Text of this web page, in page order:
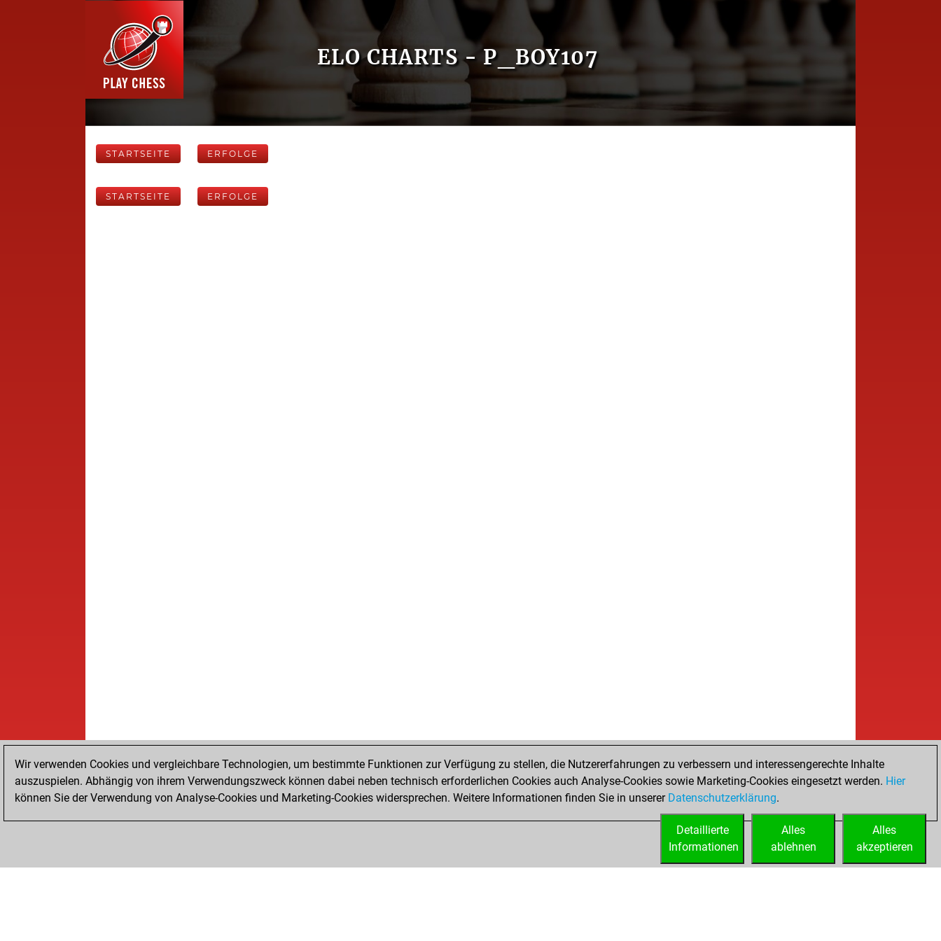
ELO CHARTS - P_BOY107
STARTSEITE ERFOLGE
STARTSEITE ERFOLGE
Wir verwenden Cookies und vergleichbare Technologien, um bestimmte Funktionen zur Verfügung zu stellen, die Nutzererfahrungen zu verbessern und interessengerechte Inhalte
auszuspielen. Abhängig von ihrem Verwendungszweck können dabei neben technisch erforderlichen Cookies auch Analyse-Cookies sowie Marketing-Cookies eingesetzt werden. Hier
können Sie der Verwendung von Analyse-Cookies und Marketing-Cookies widersprechen. Weitere Informationen finden Sie in unserer Datenschutzerklärung.
Alles
akzeptieren
Alles
ablehnen
Detaillierte
Informationen